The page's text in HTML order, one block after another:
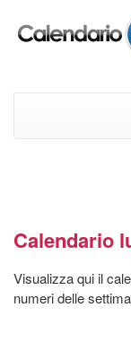
Calendario
Visualizza qui il
numeri delle